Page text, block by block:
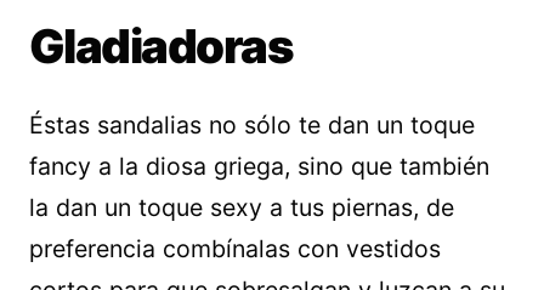
Gladiadoras
Éstas sandalias no sólo te dan un toque
fancy a la diosa griega, sino que también
la dan un toque sexy a tus piernas, de
preferencia combínalas con vestidos